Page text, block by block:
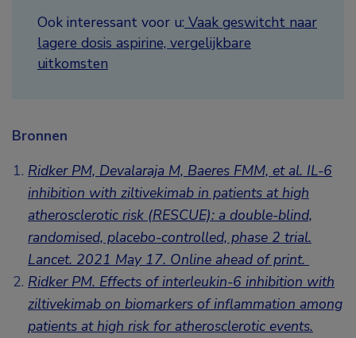
Ook interessant voor u: Vaak geswitcht naar
lagere dosis aspirine, vergelijkbare
uitkomsten
Bronnen
Ridker PM, Devalaraja M, Baeres FMM, et al. IL-6
inhibition with ziltivekimab in patients at high
atherosclerotic risk (RESCUE): a double-blind,
randomised, placebo-controlled, phase 2 trial.
Lancet. 2021 May 17. Online ahead of print.
Ridker PM. Effects of interleukin-6 inhibition with
ziltivekimab on biomarkers of inflammation among
patients at high risk for atherosclerotic events.